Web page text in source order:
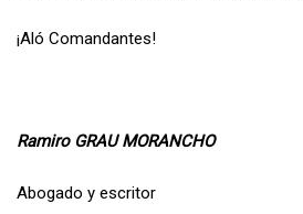
¡Aló Comandantes!
Ramiro GRAU MORANCHO
Abogado y escritor